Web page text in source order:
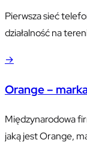
Pierwsza sieć
działalność na
drugiej strony
poznania,
→
Orange –
Międzynarodowa
jaką jest Orange,